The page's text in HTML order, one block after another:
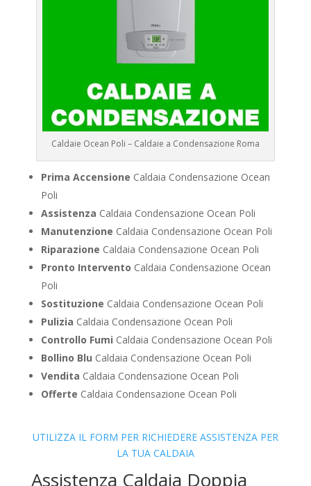
Caldaie Ocean Poli – Caldaie a Condensazione Roma
Prima Accensione Caldaia Condensazione Ocean
Poli
Assistenza Caldaia Condensazione Ocean Poli
Manutenzione Caldaia Condensazione Ocean Poli
Riparazione Caldaia Condensazione Ocean Poli
Pronto Intervento Caldaia Condensazione Ocean
Poli
Sostituzione Caldaia Condensazione Ocean Poli
Pulizia Caldaia Condensazione Ocean Poli
Controllo Fumi Caldaia Condensazione Ocean Poli
Bollino Blu Caldaia Condensazione Ocean Poli
Vendita Caldaia Condensazione Ocean Poli
Offerte Caldaia Condensazione Ocean Poli
UTILIZZA IL FORM PER RICHIEDERE ASSISTENZA PER
LA TUA CALDAIA
Assistenza Caldaia Doppia